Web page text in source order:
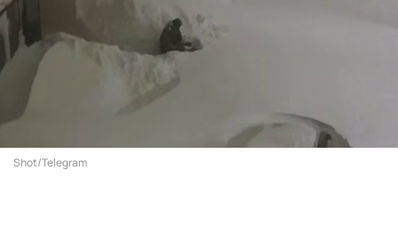
Shot/Telegram